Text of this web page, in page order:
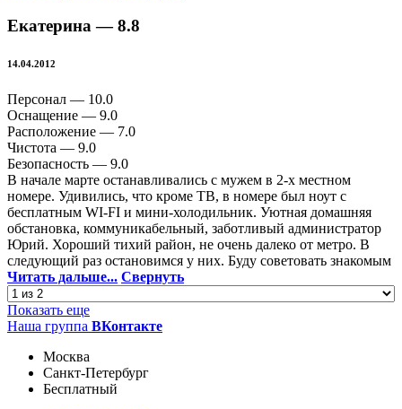
Екатерина —8.8
14.04.2012
Персонал — 10.0
Оснащение — 9.0
Расположение — 7.0
Чистота — 9.0
Безопасность — 9.0
В начале марте останавливались с мужем в 2-х местном
номере. Удивились, что кроме ТВ, в номере был ноут с
бесплатным WI-FI и мини-холодильник. Уютная домашняя
обстановка, коммуникабельный, заботливый администратор
Юрий. Хороший тихий район, не очень далеко от метро. В
следующий раз остановимся у них. Буду советовать знакомым
Читать дальше... Свернуть
Показать еще
Наша группа ВКонтакте
Москва
Санкт-Петербург
Бесплатный